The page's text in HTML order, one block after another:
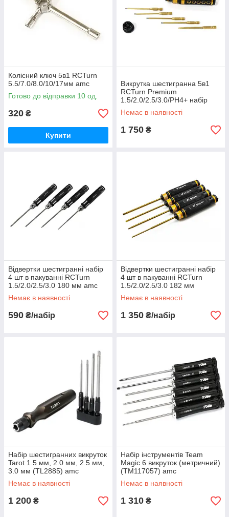
Колісний ключ 5в1 RCTurn
5.5/7.0/8.0/10/17мм amc
Готово до відправки 10 од.
320 ₴
Купити
Викрутка шестигранна 5в1
RCTurn Premium
1.5/2.0/2.5/3.0/PH4+ набір
інструментів amc
Немає в наявності
1 750 ₴
Відвертки шестигранні набір
4 шт в пакуванні RCTurn
1.5/2.0/2.5/3.0 180 мм amc
Немає в наявності
590 ₴/набір
Відвертки шестигранні набір
4 шт в пакуванні RCTurn
1.5/2.0/2.5/3.0 182 мм
преміум із титановим
покриттям amc
Немає в наявності
1 350 ₴/набір
Набір шестигранних викруток
Tarot 1.5 мм, 2.0 мм, 2.5 мм,
3.0 мм (TL2885) amc
Немає в наявності
1 200 ₴
Набір інструментів Team
Magic 6 викруток (метричний)
(TM117057) amc
Немає в наявності
1 310 ₴